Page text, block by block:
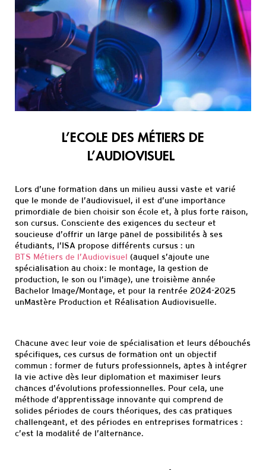
L’ ECOLE DES MÉTIERS DE
L’AUDIOVISUEL
Lors d’une formation dans un milieu aussi vaste et varié
que le monde de l’audiovisuel, il est d’une importance
primordiale de bien choisir son école et, à plus forte raison,
son cursus. Consciente des exigences du secteur et
soucieuse d’offrir un large panel de possibilités à ses
étudiants, l’ISA propose différents cursus : un
BTS Métiers de l’Audiovisuel (auquel s’ajoute une
spécialisation au choix : le montage, la gestion de
production, le son ou l’image), une troisième année
Bachelor Image/Montage, et pour la rentrée 2024-2025
unMastère Production et Réalisation Audiovisuelle.
Chacune avec leur voie de spécialisation et leurs débouchés
spécifiques, ces cursus de formation ont un objectif
commun : former de futurs professionnels, aptes à intégrer
la vie active dès leur diplomation et maximiser leurs
chances d’évolutions professionnelles. Pour cela, une
méthode d’apprentissage innovante qui comprend de
solides périodes de cours théoriques, des cas pratiques
challengeant, et des périodes en entreprises formatrices :
c’est la modalité de l’alternance.